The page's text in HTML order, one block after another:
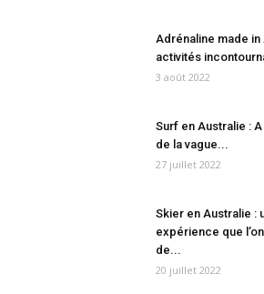
Adrénaline made in
activités
3 août 2022
Surf en Australie :
de la vague...
27 juillet 2022
Skier en Australie :
expérience que
de...
20 juillet 2022